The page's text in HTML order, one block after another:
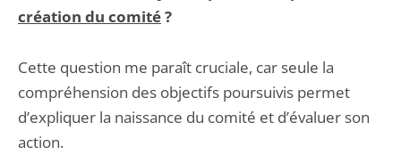
création du comité?
Cette question me paraît cruciale, car seule la
compréhension des objectifs poursuivis permet
d’expliquer la naissance du comité et d’évaluer son
action.